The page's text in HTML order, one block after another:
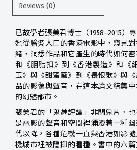
Reviews (0)
已故學者張美君博士（1958–2015）
她從膾炙人口的香港電影中，窺見
緒，洞悉作品和它產生的時代如何密
和《胭脂扣》到《香港製造》和《
玉》與《甜蜜蜜》到《長恨歌》與
品的影像與聲音，在這本論文結集
的幻魅都市。
張美君的「鬼魅評論」非關鬼片，
是電影的聲音和空間裡濔漫着一種
代以降，各種危機一直與香港如影
機城市裡被隱抑的種種。書中的六